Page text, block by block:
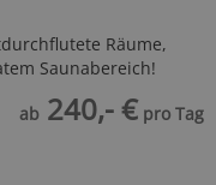
Räume,
Saunabereich!
ab 240,- € pro Tag